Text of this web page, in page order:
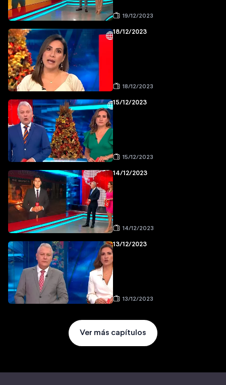
19/12/2023
18/12/2023
18/12/2023
15/12/2023
15/12/2023
14/12/2023
14/12/2023
13/12/2023
13/12/2023
Ver más capítulos